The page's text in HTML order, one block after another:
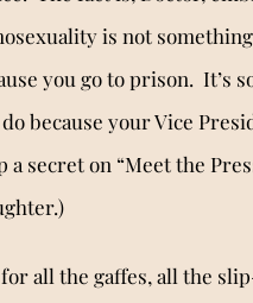
is not
you go to prison. It’s
because your Vice
a secret on “Meet the
all the gaffes, all the